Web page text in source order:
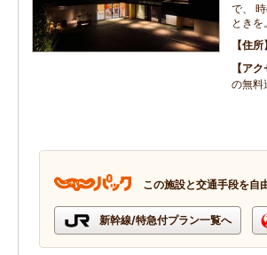
で、
ときを。
住所
アク
の無料
この施設と交通手段を自
新幹線/特急付プラン一覧へ